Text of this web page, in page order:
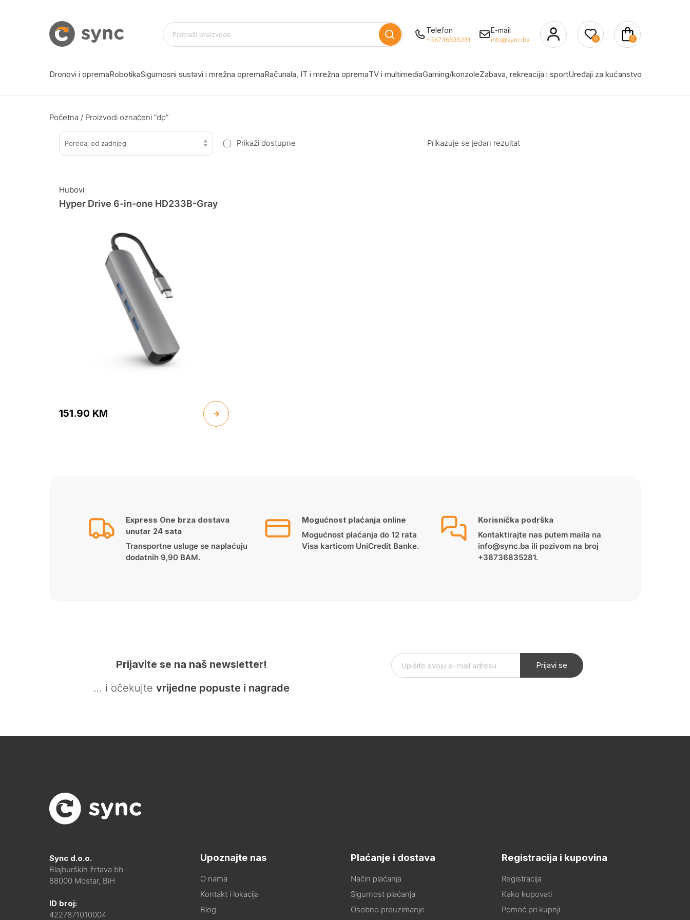
Telefon
+38736835281
E-mail
info@sync.ba 0 0
Dronovi i opremaRobotikaSigurnosni sustavi i mrežna opremaRačunala, IT i mrežna opremaTV i multimediaGaming/konzoleZabava, rekreacija i sportUređaji za kućanstvo
Početna / Proizvodi označeni “dp”
Poredaj od zadnjeg Prikaži dostupne Prikazuje se jedan rezultat
Hubovi
Hyper Drive 6-in-one HD233B-Gray
151.90 KM
Express One brza dostava
unutar 24 sata
Transportne usluge se naplaćuju
dodatnih 9,90 BAM.
Mogućnost plaćanja online
Mogućnost plaćanja do 12 rata
Visa karticom UniCredit Banke.
Korisnička podrška
Kontaktirajte nas putem maila na
info@sync.ba ili pozivom na broj
+38736835281.
Prijavite se na naš newsletter!
… i očekujte vrijedne popuste i nagrade
Prijavi se
Sync d.o.o.
Blajburških žrtava bb
88000 Mostar, BiH
ID broj:
4227871010004
Upoznajte nas
O nama
Kontakt i lokacija
Blog
Plaćanje i dostava
Način plaćanja
Sigurnost plaćanja
Osobno preuzimanje
Registracija i kupovina
Registracija
Kako kupovati
Pomoć pri kupnji